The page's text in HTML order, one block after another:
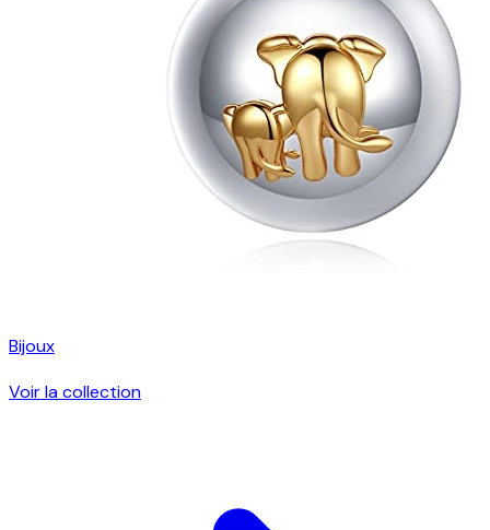
Bijoux
Voir la collection